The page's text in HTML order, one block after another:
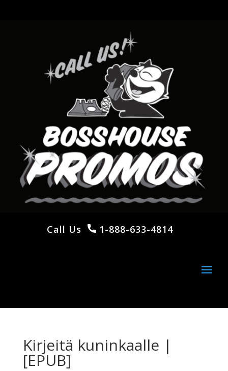
Call Us 1-888-633-4814
Kirjeitä kuninkaalle |
[EPUB]